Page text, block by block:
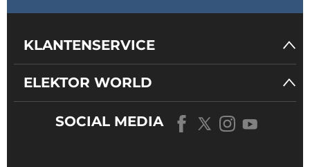
ontwikkelpakket. Deze ontwikkelsystemen leveren
motorregelsoftware voor toepassings-specifieke
evaluatie met de LX7720-DB.
Beschikbaarheid
De LX7720 is verkrijgbaar in MIL-PRF-38535 klasse Q
KLANTENSERVICE
ELEKTOR WORLD
SOCIAL MEDIA